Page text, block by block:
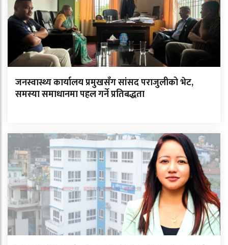
जनस्वास्थ्य कार्यालय प्रमुखसँग सांसद पराजुलीको भेट,
समस्या समाधानमा पहल गर्ने प्रतिबद्धता